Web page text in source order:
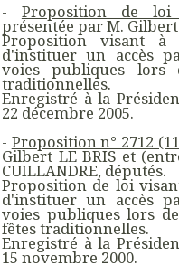
- Proposition de loi
présentée par M. Gilbert
Proposition visant à
d'instituer un accès
voies publiques lors
traditionnelles.
Enregistré à la
22 décembre 2005.
- Proposition n° 2712
Gilbert LE BRIS et
CUILLANDRE, députés.
Proposition de loi
d'instituer un accès
voies publiques lors
fêtes traditionnelles.
Enregistré à la
15 novembre 2000.